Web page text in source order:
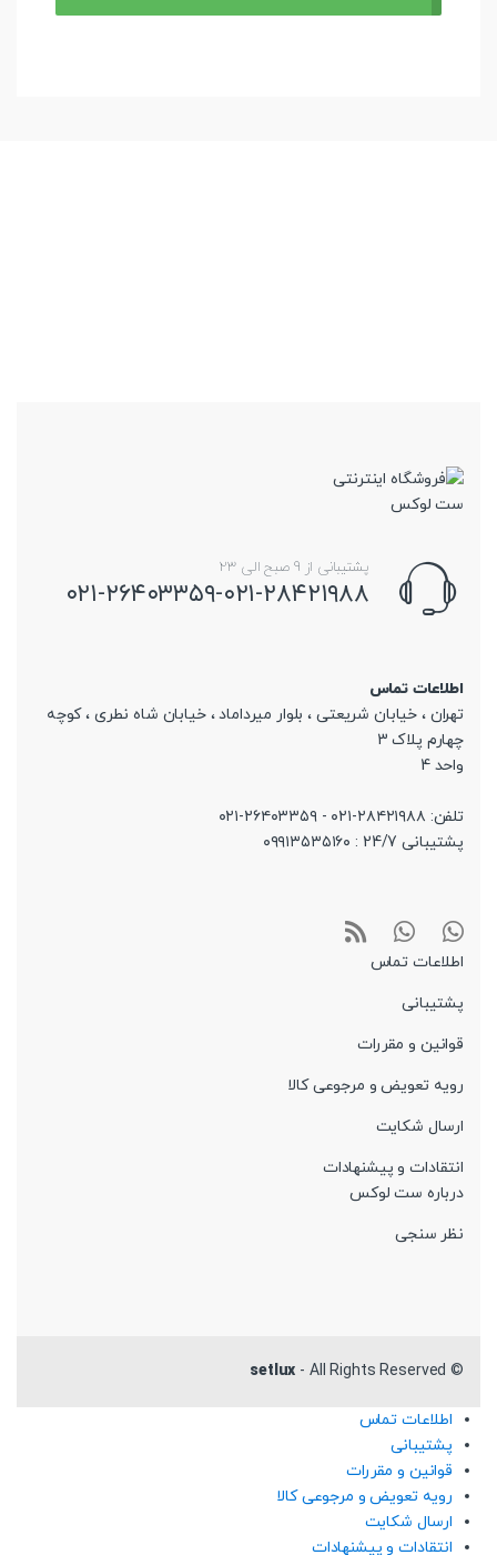
پشتیبانی از 9 صبح الی 23
۰۲۱-۲۶۴۰۳۳۵۹-۰۲۱-۲۸۴۲۱۹۸۸
اطلاعات تماس
تهران ، خیابان شریعتی ، بلوار میرداماد ، خیابان شاه نطری ، کوچه
چهارم پلاک 3
واحد 4
تلفن: ۲۸۴۲۱۹۸۸-۰۲۱ - ۲۶۴۰۳۳۵۹-۰۲۱
پشتیبانی 24/7 : ۰۹۹۱۳۵۳۵۱۶۰
اطلاعات تماس
پشتیبانی
قوانین و مقررات
رویه تعویض و مرجوعی کالا
ارسال شکایت
انتقادات و پیشنهادات
درباره ست لوکس
نظر سنجی
©
setlux - All Rights Reserved
اطلاعات تماس
پشتیبانی
قوانین و مقررات
رویه تعویض و مرجوعی کالا
ارسال شکایت
انتقادات و پیشنهادات